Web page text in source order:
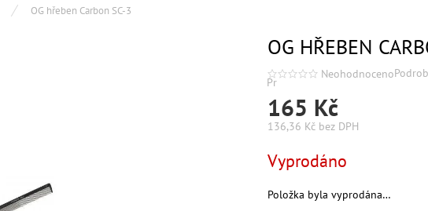
OG hřeben Carbon SC-3
OG HŘEBEN
Průměrné
produktu
je
0,0
z
Neohodnoceno
165 Kč
136,36 Kč bez DPH
cena:
Vyprodáno
Položka byla vyprodána…